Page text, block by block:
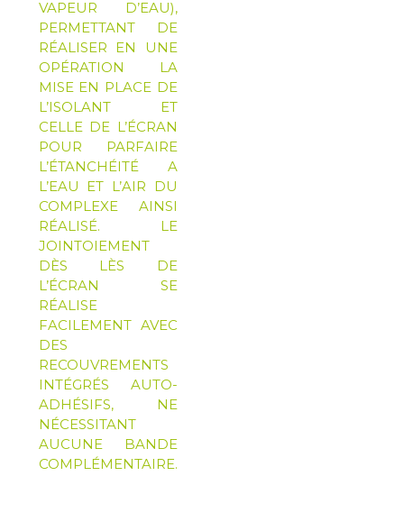
VAPEUR D’EAU),
PERMETTANT DE
RÉALISER EN UNE
OPÉRATION LA
MISE EN PLACE DE
L’ISOLANT ET
CELLE DE L’ÉCRAN
POUR PARFAIRE
L’ÉTANCHÉITÉ A
L’EAU ET L’AIR DU
COMPLEXE AINSI
RÉALISÉ. LE
JOINTOIEMENT
DÈS LÈS DE
L’ÉCRAN SE
RÉALISE
FACILEMENT AVEC
DES
RECOUVREMENTS
INTÉGRÉS AUTO-
ADHÉSIFS, NE
NÉCESSITANT
AUCUNE BANDE
COMPLÉMENTAIRE.